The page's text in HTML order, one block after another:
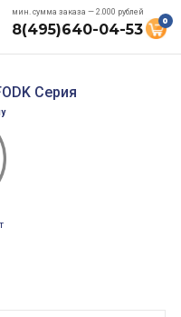
мин. сумма заказа — 2.000 рублей
8(495)640-04-53 0
Серия